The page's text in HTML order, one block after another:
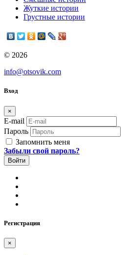
Жуткие истории
Грустные истории
© 2026
info@otsovik.com
Вход
×
E-mail
Пароль
Запомнить меня
Забыли свой пароль?
Регистрация
×